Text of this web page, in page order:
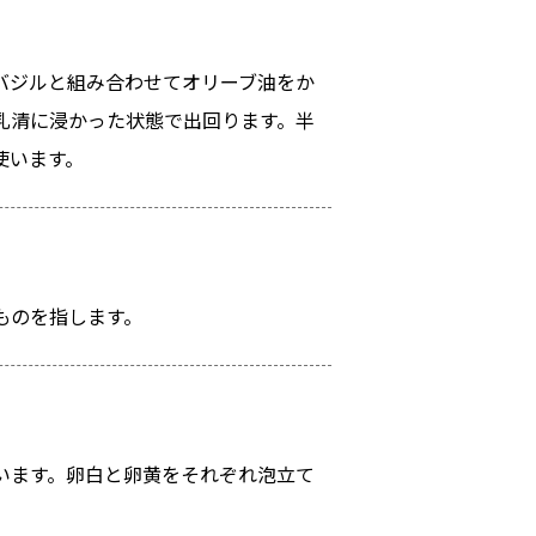
ルと組み合わせてオリーブ油をか
に浸かった状態で出回ります。半
ます。
を指します。
す。卵白と卵黄をそれぞれ泡立て